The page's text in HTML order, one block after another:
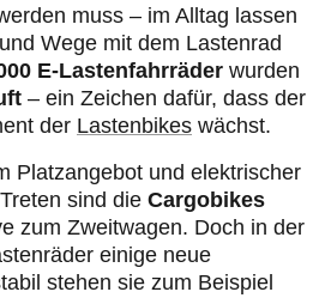
muss – im Alltag lassen
Wege mit dem Lastenrad
E-Lastenfahrräder wurden
– ein Zeichen dafür, dass der
der Lastenbikes wächst.
Platzangebot und elektrischer
sind die Cargobikes
zum Zweitwagen. Doch in der
einige neue
stehen sie zum Beispiel